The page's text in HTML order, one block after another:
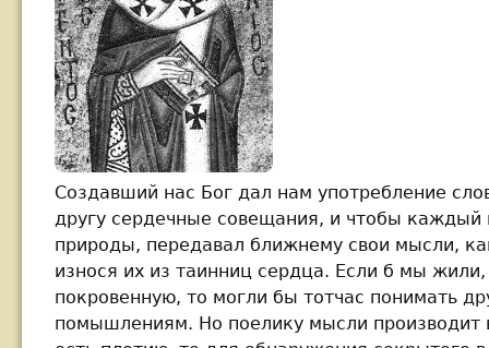
Создавший нас Бог дал нам употребление
другу сердечные совещания, и чтобы каждый
природы, передавал ближнему свои мысли,
износя их из таинниц сердца. Если б мы
покровенную, то могли бы тотчас понимать
помышлениям. Но поелику мысли производит